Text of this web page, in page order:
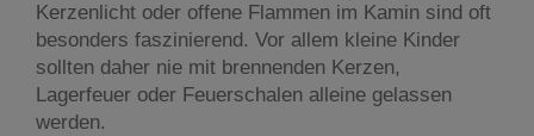
Kerzenlicht oder offene Flammen im Kamin sind oft
besonders faszinierend. Vor allem kleine Kinder
sollten daher nie mit brennenden Kerzen,
Lagerfeuer oder Feuerschalen alleine gelassen
werden.